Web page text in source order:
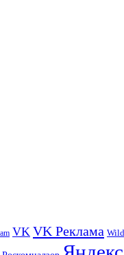
VK VK Реклама